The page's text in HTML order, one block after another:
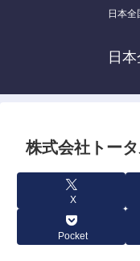
日本
日
株式会社トー
X
Pocket